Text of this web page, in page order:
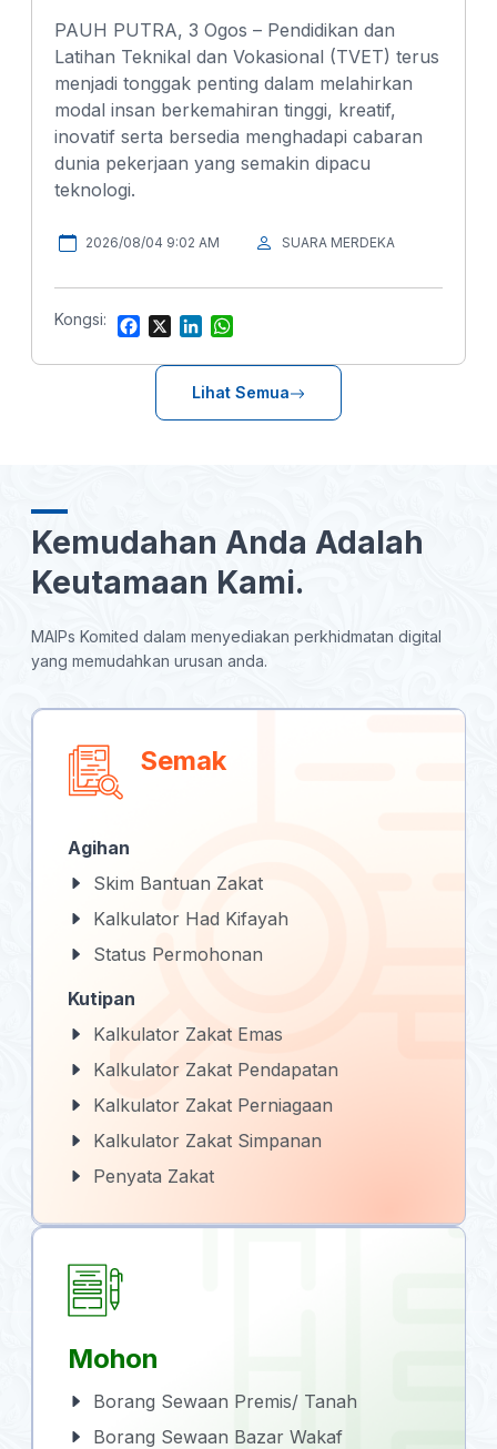
PAUH PUTRA, 3 Ogos – Pendidikan dan
Latihan Teknikal dan Vokasional (TVET) terus
menjadi tonggak penting dalam melahirkan
modal insan berkemahiran tinggi, kreatif,
inovatif serta bersedia menghadapi cabaran
dunia pekerjaan yang semakin dipacu
teknologi.
2026/08/04 9:02 AM SUARA MERDEKA
Kongsi:
F
c
X
n
k
e
a
t
s
Lihat Semua
Kemudahan Anda Adalah
Keutamaan Kami.
MAIPs Komited dalam menyediakan perkhidmatan digital
yang memudahkan urusan anda.
Semak
Agihan
Skim Bantuan Zakat
Kalkulator Had Kifayah
Status Permohonan
Kutipan
Kalkulator Zakat Emas
Kalkulator Zakat Pendapatan
Kalkulator Zakat Perniagaan
Kalkulator Zakat Simpanan
Penyata Zakat
Mohon
Borang Sewaan Premis/ Tanah
Borang Sewaan Bazar Wakaf